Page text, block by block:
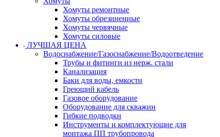
Хомуты ремонтные
Хомуты обрезиненные
Хомуты червячные
Хомуты силовые
ЛУЧШАЯ ЦЕНА
Водоснабжение/Газоснабжение/Водоотведение
Трубы и фитинги из нерж. стали
Канализация
Баки для воды, емкости
Греющий кабель
Газовое оборудование
Оборудование для скважин
Гибкие подводки
Инструменты и комплектующие для
монтажа ПП трубопровода